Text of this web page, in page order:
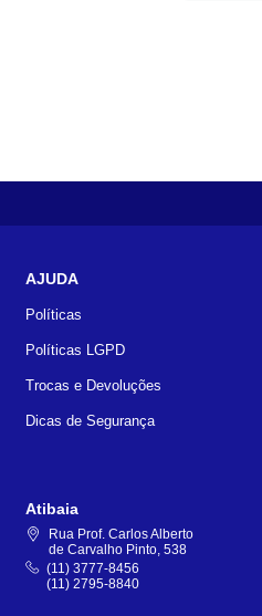
AJUDA
Políticas
Políticas LGPD
Trocas e Devoluções
Dicas de Segurança
Atibaia
Rua Prof. Carlos Alberto
de Carvalho Pinto, 538
(11) 3777-8456
(11) 2795-8840